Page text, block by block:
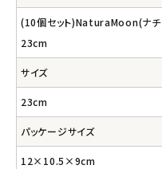
(10個セット)NaturaMoon(ナチ
23cm
サイズ
23cm
パッケージサイズ
12×10.5×9cm